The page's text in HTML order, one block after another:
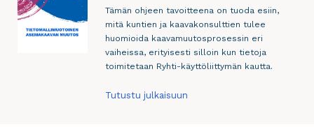
Tämän ohjeen tavoitteena on tuoda esiin,
mitä kuntien ja kaavakonsulttien tulee
huomioida kaavamuutosprosessin eri
vaiheissa, erityisesti silloin kun tietoja
toimitetaan Ryhti-käyttöliittymän kautta.
Tutustu julkaisuun